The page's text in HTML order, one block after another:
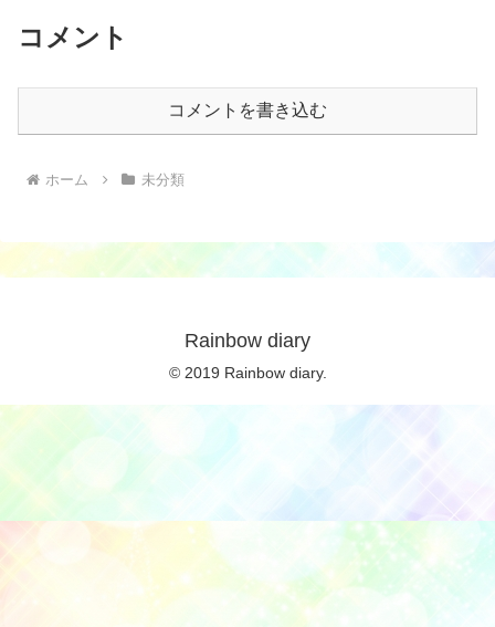
コメント
コメントを書き込む
ホーム 未分類
Rainbow diary
© 2019 Rainbow diary.